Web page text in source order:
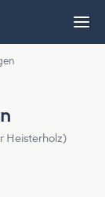
Heisterholz)